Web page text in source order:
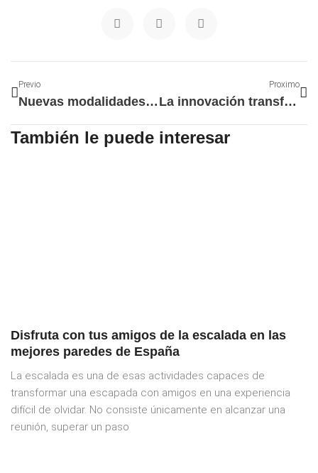
Previo
Nuevas modalidades de alquiler temporal
Proximo
La innovación transforma los procesos de construcción y rehabilitación
También le puede interesar
Disfruta con tus amigos de la escalada en las
mejores paredes de España
La escalada es una de esas actividades capaces de
transformar una escapada con amigos en una experiencia
difícil de olvidar. No consiste únicamente en alcanzar una
reunión, superar un paso